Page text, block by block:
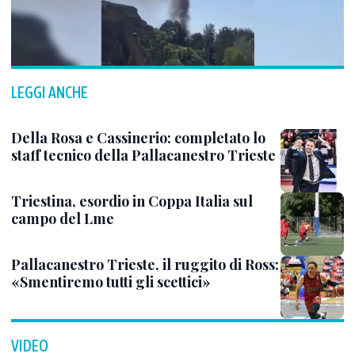
LEGGI ANCHE
Della Rosa e Cassinerio: completato lo
staff tecnico della Pallacanestro Trieste
Triestina, esordio in Coppa Italia sul
campo del Lme
Pallacanestro Trieste, il ruggito di Ross:
«Smentiremo tutti gli scettici»
VIDEO